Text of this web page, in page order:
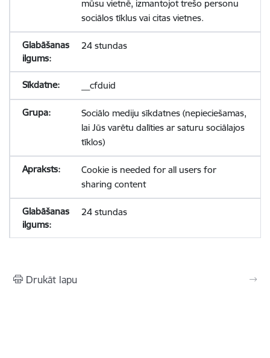
mūsu vietnē, izmantojot trešo personu
sociālos tīklus vai citas vietnes.
24 stundas
__cfduid
Sociālo mediju sīkdatnes (nepieciešamas,
lai Jūs varētu dalīties ar saturu sociālajos
tīklos)
Cookie is needed for all users for
sharing content
24 stundas
Drukāt lapu